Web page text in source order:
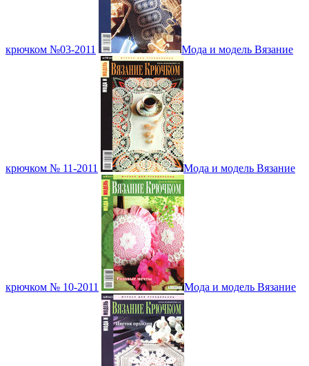
крючком №03-2011 Мода и модель Вязание
крючком № 11-2011 Мода и модель Вязание
крючком № 10-2011 Мода и модель Вязание